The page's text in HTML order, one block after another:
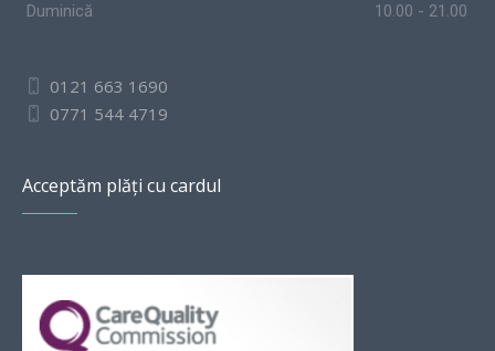
Duminică
10.00 - 21.00
0121 663 1690
0771 544 4719
Acceptăm plăți cu cardul